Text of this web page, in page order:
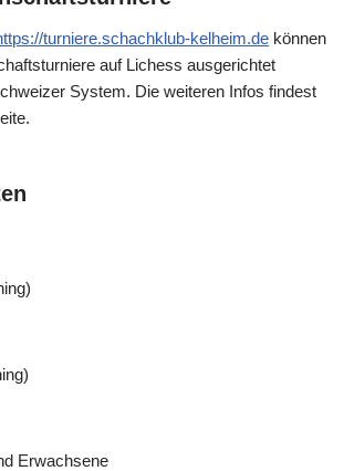
turniere.schachklub-kelheim.de können
auf Lichess ausgerichtet
System. Die weiteren Infos findest
Erwachsene